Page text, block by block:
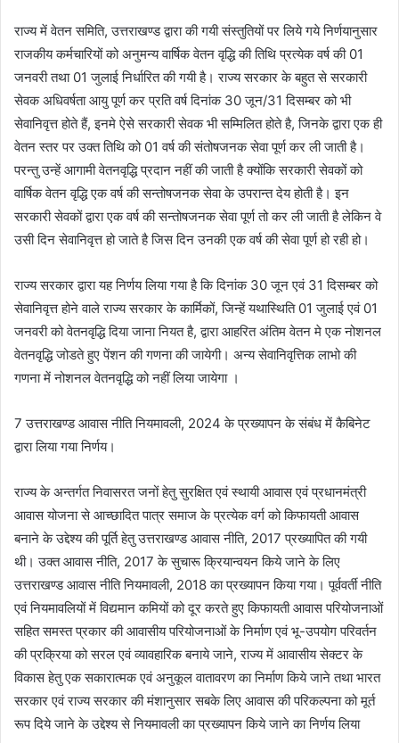
राज्य में वेतन समिति, उत्तराखण्ड द्वारा की गयी संस्तुतियों पर लिये गये निर्णयानुसार
राजकीय कर्मचारियों को अनुमन्य वार्षिक वेतन वृद्धि की तिथि प्रत्येक वर्ष की 01
जनवरी तथा 01 जुलाई निर्धारित की गयी है। राज्य सरकार के बहुत से सरकारी
सेवक अधिवर्षता आयु पूर्ण कर प्रति वर्ष दिनांक 30 जून/31 दिसम्बर को भी
सेवानिवृत्त होते हैं, इनमे ऐसे सरकारी सेवक भी सम्मिलित होते है, जिनके द्वारा एक ही
वेतन स्तर पर उक्त तिथि को 01 वर्ष की संतोषजनक सेवा पूर्ण कर ली जाती है।
परन्तु उन्हें आगामी वेतनवृद्धि प्रदान नहीं की जाती है क्योंकि सरकारी सेवकों को
वार्षिक वेतन वृद्धि एक वर्ष की सन्तोषजनक सेवा के उपरान्त देय होती है। इन
सरकारी सेवकों द्वारा एक वर्ष की सन्तोषजनक सेवा पूर्ण तो कर ली जाती है लेकिन वे
उसी दिन सेवानिवृत्त हो जाते है जिस दिन उनकी एक वर्ष की सेवा पूर्ण हो रही हो।
राज्य सरकार द्वारा यह निर्णय लिया गया है कि दिनांक 30 जून एवं 31 दिसम्बर को
सेवानिवृत्त होने वाले राज्य सरकार के कार्मिकों, जिन्हें यथास्थिति 01 जुलाई एवं 01
जनवरी को वेतनवृद्धि दिया जाना नियत है, द्वारा आहरित अंतिम वेतन मे एक नोशनल
वेतनवृद्धि जोडते हुए पेंशन की गणना की जायेगी। अन्य सेवानिवृत्तिक लाभो की
गणना में नोशनल वेतनवृद्धि को नहीं लिया जायेगा ।
7 उत्तराखण्ड आवास नीति नियमावली, 2024 के प्रख्यापन के संबंध में कैबिनेट
द्वारा लिया गया निर्णय।
राज्य के अन्तर्गत निवासरत जनों हेतु सुरक्षित एवं स्थायी आवास एवं प्रधानमंत्री
आवास योजना से आच्छादित पात्र समाज के प्रत्येक वर्ग को किफायती आवास
बनाने के उद्देश्य की पूर्ति हेतु उत्तराखण्ड आवास नीति, 2017 प्रख्यापित की गयी
थी। उक्त आवास नीति, 2017 के सुचारू क्रियान्वयन किये जाने के लिए
उत्तराखण्ड आवास नीति नियमावली, 2018 का प्रख्यापन किया गया। पूर्ववर्ती नीति
एवं नियमावलियों में विद्यमान कमियों को दूर करते हुए किफायती आवास परियोजनाओं
सहित समस्त प्रकार की आवासीय परियोजनाओं के निर्माण एवं भू-उपयोग परिवर्तन
की प्रक्रिया को सरल एवं व्यावहारिक बनाये जाने, राज्य में आवासीय सेक्टर के
विकास हेतु एक सकारात्मक एवं अनुकूल वातावरण का निर्माण किये जाने तथा भारत
सरकार एवं राज्य सरकार की मंशानुसार सबके लिए आवास की परिकल्पना को मूर्त
रूप दिये जाने के उद्देश्य से नियमावली का प्रख्यापन किये जाने का निर्णय लिया